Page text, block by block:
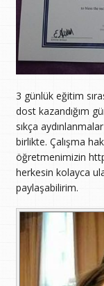
3 günlük eğitim
dost kazandığım
sıkça
birlikte. Çalışma
öğretmenimizin
herkesin kolayca
paylaşabilirim.